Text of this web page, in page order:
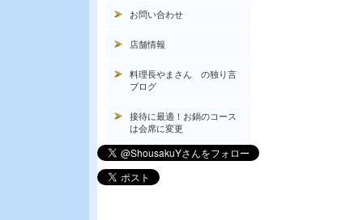
お問い合わせ
店舗情報
料理長やまさん の独り言
ブログ
接待に最適！お鍋のコース
は会席に変更